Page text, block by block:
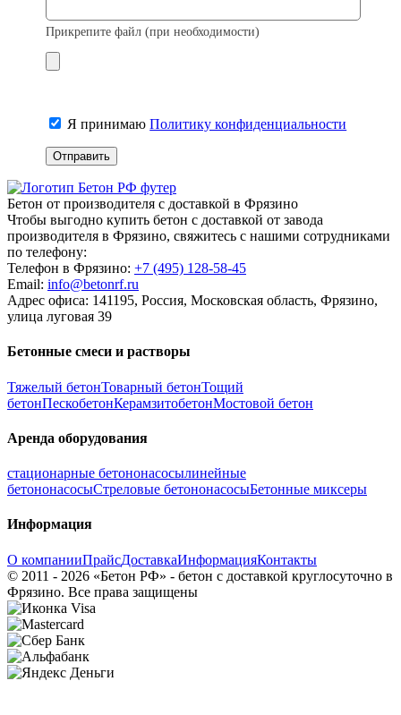
Прикрепите файл (при необходимости)
Я принимаюПолитику конфиденциальности
Бетон от производителя с доставкой в Фрязино
Чтобы выгодно купить бетон с доставкой от завода
производителя в Фрязино, свяжитесь с нашими сотрудниками
по телефону:
Телефон в Фрязино: +7 (495) 128-58-45
Email: info@betonrf.ru
Адрес офиса: 141195, Россия, Московская область, Фрязино,
улица луговая 39
Бетонные смеси и растворы
Тяжелый бетонТоварный бетонТощий
бетонПескобетонКерамзитобетонМостовой бетон
Аренда оборудования
стационарные бетононасосылинейные
бетононасосыСтреловые бетононасосыБетонные миксеры
Информация
О компанииПрайсДоставкаИнформацияКонтакты
© 2011 - 2026 «Бетон РФ» - бетон с доставкой круглосуточно в
Фрязино. Все права защищены